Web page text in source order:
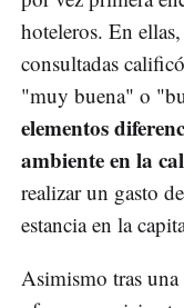
hoteleros. En
consultadas
"muy buena" o
elementos
ambiente en la
realizar un gasto
estancia en la
Asimismo tras una